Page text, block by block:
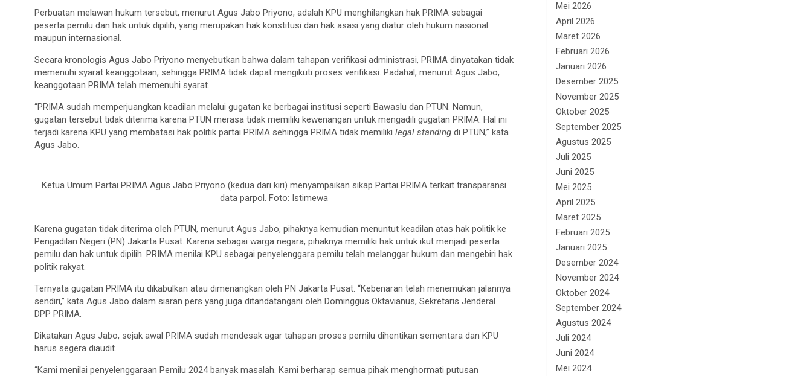
Perbuatan melawan hukum tersebut, menurut Agus Jabo Priyono, adalah KPU menghilangkan hak PRIMA sebagai
peserta pemilu dan hak untuk dipilih, yang merupakan hak konstitusi dan hak asasi yang diatur oleh hukum nasional
maupun internasional.
Secara kronologis Agus Jabo Priyono menyebutkan bahwa dalam tahapan verifikasi administrasi, PRIMA dinyatakan tidak
memenuhi syarat keanggotaan, sehingga PRIMA tidak dapat mengikuti proses verifikasi. Padahal, menurut Agus Jabo,
keanggotaan PRIMA telah memenuhi syarat.
“PRIMA sudah memperjuangkan keadilan melalui gugatan ke berbagai institusi seperti Bawaslu dan PTUN. Namun,
gugatan tersebut tidak diterima karena PTUN merasa tidak memiliki kewenangan untuk mengadili gugatan PRIMA. Hal ini
terjadi karena KPU yang membatasi hak politik partai PRIMA sehingga PRIMA tidak memiliki legal standing di PTUN,” kata
Agus Jabo.
Ketua Umum Partai PRIMA Agus Jabo Priyono (kedua dari kiri) menyampaikan sikap Partai PRIMA terkait transparansi
data parpol. Foto: Istimewa
Karena gugatan tidak diterima oleh PTUN, menurut Agus Jabo, pihaknya kemudian menuntut keadilan atas hak politik ke
Pengadilan Negeri (PN) Jakarta Pusat. Karena sebagai warga negara, pihaknya memiliki hak untuk ikut menjadi peserta
pemilu dan hak untuk dipilih. PRIMA menilai KPU sebagai penyelenggara pemilu telah melanggar hukum dan mengebiri hak
politik rakyat.
Ternyata gugatan PRIMA itu dikabulkan atau dimenangkan oleh PN Jakarta Pusat. “Kebenaran telah menemukan jalannya
sendiri,” kata Agus Jabo dalam siaran pers yang juga ditandatangani oleh Dominggus Oktavianus, Sekretaris Jenderal
DPP PRIMA.
Dikatakan Agus Jabo, sejak awal PRIMA sudah mendesak agar tahapan proses pemilu dihentikan sementara dan KPU
harus segera diaudit.
“Kami menilai penyelenggaraan Pemilu 2024 banyak masalah. Kami berharap semua pihak menghormati putusan
Mei 2026
April 2026
Maret 2026
Februari 2026
Januari 2026
Desember 2025
November 2025
Oktober 2025
September 2025
Agustus 2025
Juli 2025
Juni 2025
Mei 2025
April 2025
Maret 2025
Februari 2025
Januari 2025
Desember 2024
November 2024
Oktober 2024
September 2024
Agustus 2024
Juli 2024
Juni 2024
Mei 2024